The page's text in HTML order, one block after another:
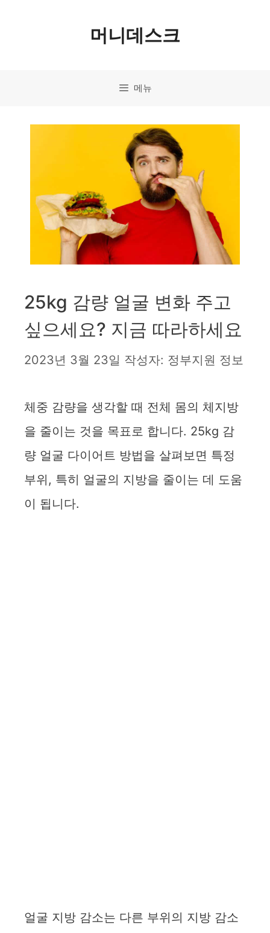
머니데스크
메뉴
25kg 감량 얼굴 변화 주고
싶으세요? 지금 따라하세요
2023년 3월 23일 작성자: 정부지원 정보
체중 감량을 생각할 때 전체 몸의 체지방
을 줄이는 것을 목표로 합니다. 25kg 감
량 얼굴 다이어트 방법을 살펴보면 특정
부위, 특히 얼굴의 지방을 줄이는 데 도움
이 됩니다.
얼굴 지방 감소는 다른 부위의 지방 감소